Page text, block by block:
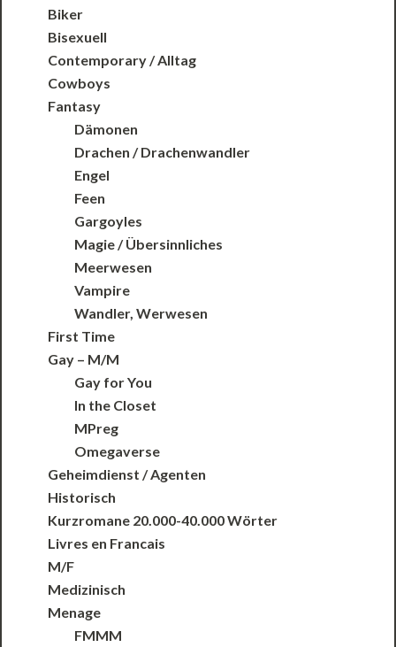
Biker
Bisexuell
Contemporary / Alltag
Cowboys
Fantasy
Dämonen
Drachen / Drachenwandler
Engel
Feen
Gargoyles
Magie / Übersinnliches
Meerwesen
Vampire
Wandler, Werwesen
First Time
Gay – M/M
Gay for You
In the Closet
MPreg
Omegaverse
Geheimdienst / Agenten
Historisch
Kurzromane 20.000-40.000 Wörter
Livres en Francais
M/F
Medizinisch
Menage
FMMM